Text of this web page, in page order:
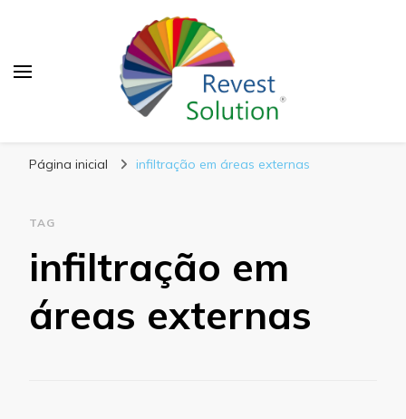
Página inicial infiltração em áreas externas
TAG
infiltração em
áreas externas